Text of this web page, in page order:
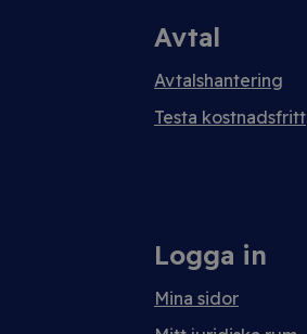
Avtal
Avtalshantering
Testa kostnadsfritt
Logga in
Mina sidor